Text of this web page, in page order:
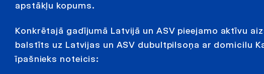
apstākļu kopums.
Konkrētajā gadījumā Latvijā un ASV pieejamo aktīvu
balstīts uz Latvijas un ASV dubultpilsoņa ar domicilu
īpašnieks noteicis: